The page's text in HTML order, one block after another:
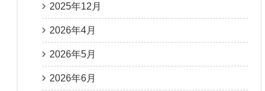
2025年12月
2026年4月
2026年5月
2026年6月